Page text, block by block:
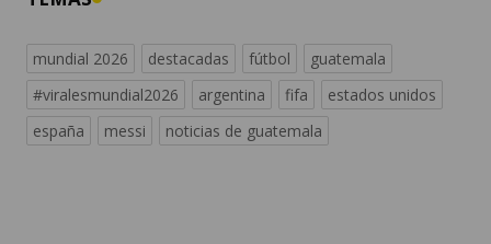
mundial 2026 destacadas fútbol
guatemala
#viralesmundial2026
argentina fifa
estados unidos
españa
messi noticias de guatemala